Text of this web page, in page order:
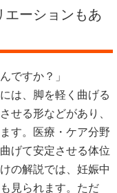
エーションもあ
ですか？」
は、脚を軽く曲げる
せる形などがあり、
す。医療・ケア分野
げて安定させる体位
の解説では、妊娠中
見られます。ただ